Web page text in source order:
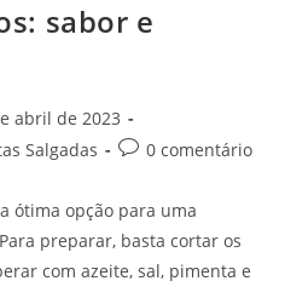
sabor e
abril de 2023
Salgadas 0 comentário
ótima opção para uma
preparar, basta cortar os
com azeite, sal, pimenta e